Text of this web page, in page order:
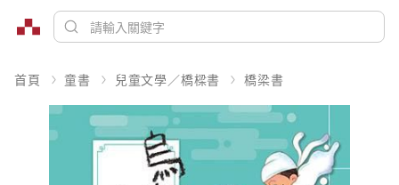
首頁 童書 兒童文學／橋樑書 橋梁書